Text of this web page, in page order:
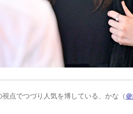
点でつづり人気を博している、かな（